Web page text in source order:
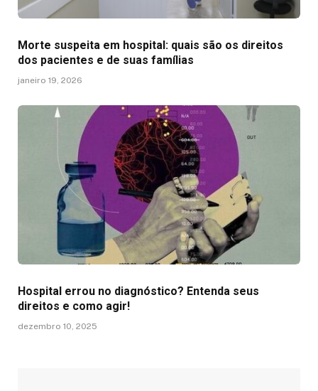
Morte suspeita em hospital: quais são os direitos
dos pacientes e de suas famílias
janeiro 19, 2026
Hospital errou no diagnóstico? Entenda seus
direitos e como agir!
dezembro 10, 2025